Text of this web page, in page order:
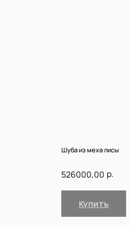
Шуба из меха лисы
526000,00 р.
Купить